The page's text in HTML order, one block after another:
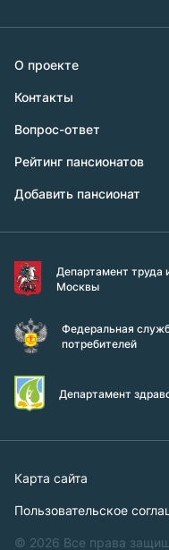
О проекте
Контакты
Вопрос-ответ
Рейтинг пансионатов
Добавить пансионат
Департамент труда
Москвы
Федеральная
потребителей
Департамент
Карта сайта
Пользовательское
© 2026 Все права